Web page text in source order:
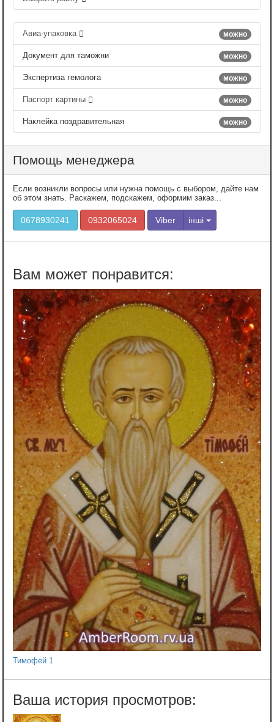
можно
Авиа-упаковка
можно
Документ для таможни
можно
Экспертиза гемолога
можно
Паспорт картины
можно
Наклейка поздравительная
Помощь менеджера
Если возникли вопросы или нужна помощь с выбором, дайте нам
об этом знать. Раскажем, подскажем, оформим заказ...
0678930241 0932065024 Viber інші
Тимофей 1